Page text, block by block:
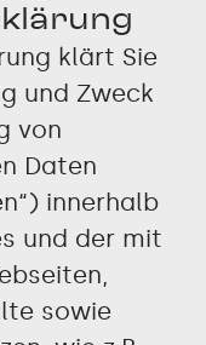
klärt Sie
und Zweck
von
Daten
innerhalb
und der mit
sowie